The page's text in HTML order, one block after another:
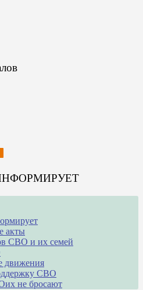
акты
СВО и их семей
движения
СВО
не бросают